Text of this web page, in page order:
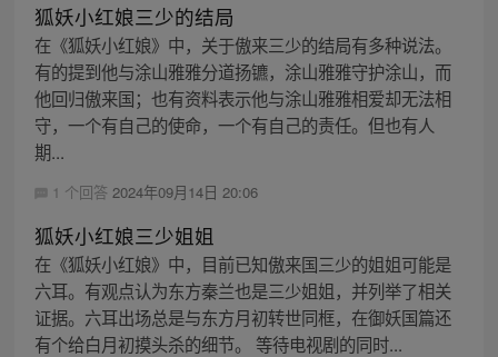
狐妖小红娘三少的结局
在《狐妖小红娘》中，关于傲来三少的结局有多种说法。
有的提到他与涂山雅雅分道扬镳，涂山雅雅守护涂山，而
他回归傲来国；也有资料表示他与涂山雅雅相爱却无法相
守，一个有自己的使命，一个有自己的责任。但也有人
期...
1 个回答 2024年09月14日 20:06
狐妖小红娘三少姐姐
在《狐妖小红娘》中，目前已知傲来国三少的姐姐可能是
六耳。有观点认为东方秦兰也是三少姐姐，并列举了相关
证据。六耳出场总是与东方月初转世同框，在御妖国篇还
有个给白月初摸头杀的细节。 等待电视剧的同时...